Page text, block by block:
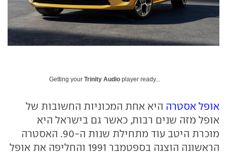
Getting your Trinity Audio player ready...
אופל אסטרה היא אחת המכוניות החשובות של
אופל מזה שנים רבות, כאשר גם בישראל היא
מוכרת היטב עוד מתחילת שנות ה-90. האסטרה
הראשונה הוצגה בספטמבר 1991 והחליפה את אופל